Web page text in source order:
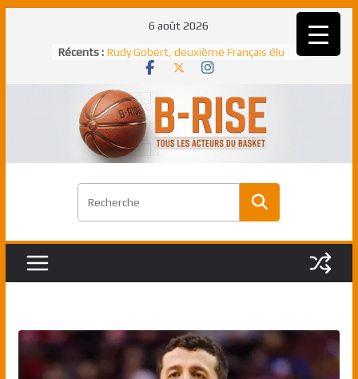
6 août 2026
Récents : Rudy Gobert, deuxième Français élu
meilleur défenseur d’une saison NBA
un troisième titre NBA, la rude bataille
face aux Pistons
NBA Finals 2021 : les Bucks et Giannis
Antetokounmpo triomphent, le Greek
Freek élu MVP
match à plus de 40 points en NBA, le
canadien transcendant face aux Spurs
premier européen sacré Rookie de